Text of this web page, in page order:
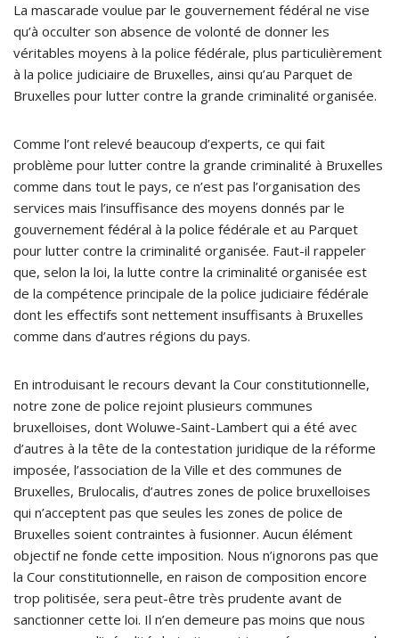
La mascarade voulue par le gouvernement fédéral ne vise
qu’à occulter son absence de volonté de donner les
véritables moyens à la police fédérale, plus particulièrement
à la police judiciaire de Bruxelles, ainsi qu’au Parquet de
Bruxelles pour lutter contre la grande criminalité organisée.
Comme l’ont relevé beaucoup d’experts, ce qui fait
problème pour lutter contre la grande criminalité à Bruxelles
comme dans tout le pays, ce n’est pas l’organisation des
services mais l’insuffisance des moyens donnés par le
gouvernement fédéral à la police fédérale et au Parquet
pour lutter contre la criminalité organisée. Faut-il rappeler
que, selon la loi, la lutte contre la criminalité organisée est
de la compétence principale de la police judiciaire fédérale
dont les effectifs sont nettement insuffisants à Bruxelles
comme dans d’autres régions du pays.
En introduisant le recours devant la Cour constitutionnelle,
notre zone de police rejoint plusieurs communes
bruxelloises, dont Woluwe-Saint-Lambert qui a été avec
d’autres à la tête de la contestation juridique de la réforme
imposée, l’association de la Ville et des communes de
Bruxelles, Brulocalis, d’autres zones de police bruxelloises
qui n’acceptent pas que seules les zones de police de
Bruxelles soient contraintes à fusionner. Aucun élément
objectif ne fonde cette imposition. Nous n’ignorons pas que
la Cour constitutionnelle, en raison de composition encore
trop politisée, sera peut-être très prudente avant de
sanctionner cette loi. Il n’en demeure pas moins que nous